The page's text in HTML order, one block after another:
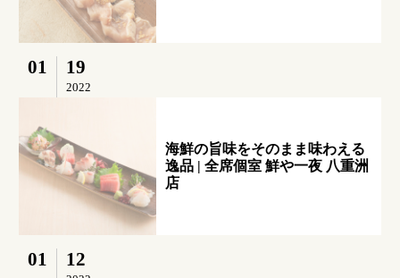
01 19
2022
海鮮の旨味をそのまま味わえる
逸品 | 全席個室 鮮や一夜 八重洲
店
01 12